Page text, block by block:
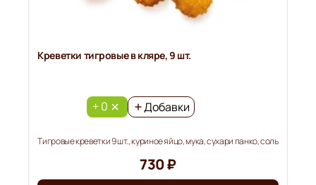
Креветки тигровые в кляре, 9 шт.
+ 0 Добавки
Тигровые креветки 9 шт., куриное яйцо, мука, сухари панко, соль
730 ₽